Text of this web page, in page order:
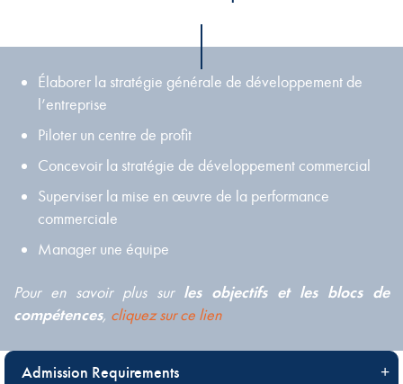
Élaborer la stratégie générale de développement de
l’entreprise
Piloter un centre de profit
Concevoir la stratégie de développement commercial
Superviser la mise en œuvre de la performance
commerciale
Manager une équipe
Pour en savoir plus sur les objectifs et les blocs de
compétences, cliquez sur ce lien
Admission Requirements